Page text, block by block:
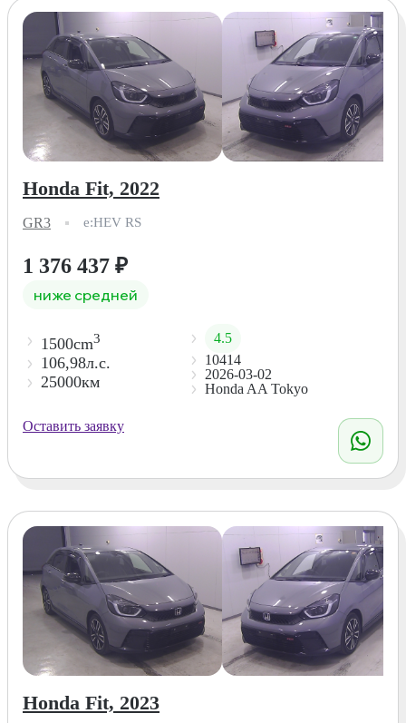
Honda Fit, 2022
GR3 e:HEV RS
1 376 437 ₽
ниже средней
1500cm3
106,98л.с.
25000км
4.5
10414
2026-03-02
Honda AA Tokyo
Оставить заявку
Honda Fit, 2023